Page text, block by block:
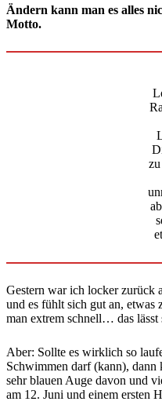
Ändern kann man es alles
Motto.
Gestern war ich locker zurück
und es fühlt sich gut an,
man extrem schnell… das
Aber: Sollte es wirklich so
Schwimmen darf (kann),
sehr blauen Auge davon und
am 12. Juni und einem ersten